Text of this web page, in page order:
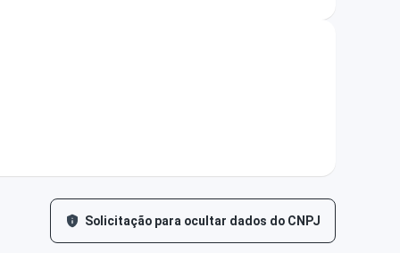
Solicitação para ocultar dados do CNPJ